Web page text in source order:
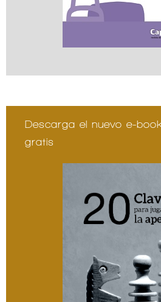
Descarga el nuevo e-
gratis